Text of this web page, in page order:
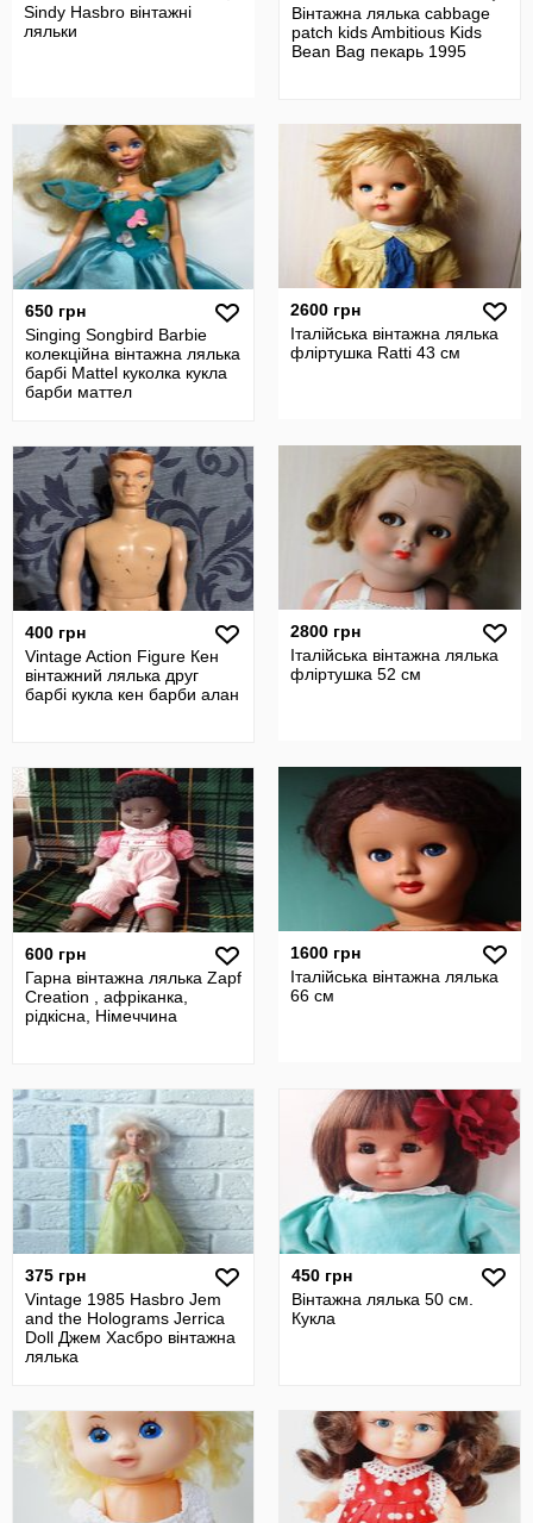
Sindy Hasbro вінтажні
ляльки
Вінтажна лялька cabbage
patch kids Ambitious Kids
Bean Bag пекарь 1995
650 грн
Singing Songbird Barbie
колекційна вінтажна лялька
барбі Mattel куколка кукла
барби маттел
2600 грн
Італійська вінтажна лялька
фліртушка Ratti 43 см
400 грн
Vintage Action Figure Кен
вінтажний лялька друг
барбі кукла кен барби алан
2800 грн
Італійська вінтажна лялька
фліртушка 52 см
600 грн
Гарна вінтажна лялька Zapf
Creation , афріканка,
рідкісна, Німеччина
1600 грн
Італійська вінтажна лялька
66 см
375 грн
Vintage 1985 Hasbro Jem
and the Holograms Jerrica
Doll Джем Хасбро вінтажна
лялька
450 грн
Вінтажна лялька 50 см.
Кукла